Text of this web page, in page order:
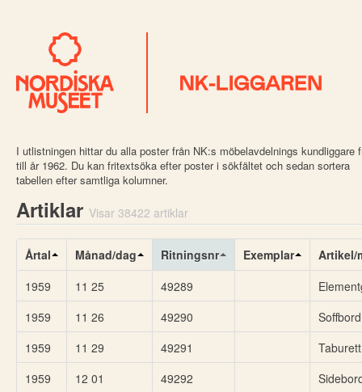
I utlistningen hittar du alla poster från NK:s möbelavdelnings kundliggare
till år 1962. Du kan fritextsöka efter poster i sökfältet och sedan sortera
tabellen efter samtliga kolumner.
Artiklar Visar 38422 artiklar
Årtal Månad/dag Ritningsnr Exemplar
Artikel/
1959
11 25 49289
1959
11 26 49290
Soffbord
1959
11 29 49291
Taburett
1959
12 01 49292